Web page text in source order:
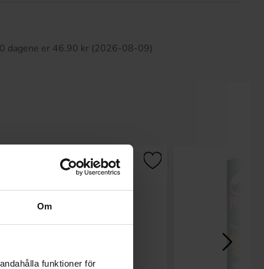
Om
funktioner för
dagene er 46.90 kr (2026-08-09)